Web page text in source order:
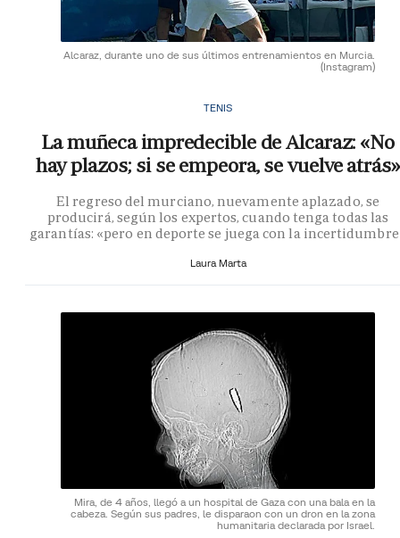
Alcaraz, durante uno de sus últimos entrenamientos en Murcia.
(Instagram)
TENIS
La muñeca impredecible de Alcaraz: «No
hay plazos; si se empeora, se vuelve atrás»
El regreso del murciano, nuevamente aplazado, se
producirá, según los expertos, cuando tenga todas las
garantías: «pero en deporte se juega con la
Laura Marta
Mira, de 4 años, llegó a un hospital de Gaza con una bala en la
cabeza. Según sus padres, le disparaon con un dron en la zona
humanitaria declarada por Israel.